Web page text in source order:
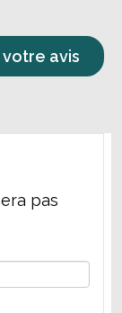
votre avis
pas